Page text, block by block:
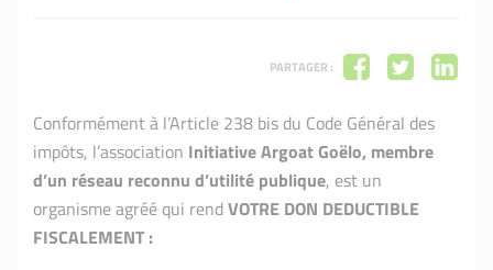
PARTAGER :
Conformément à l’Article 238 bis du Code Général des
impôts, l’association Initiative Argoat Goëlo, membre
d’un réseau reconnu d’utilité publique, est un
organisme agréé qui rendVOTRE DON DEDUCTIBLE
FISCALEMENT :